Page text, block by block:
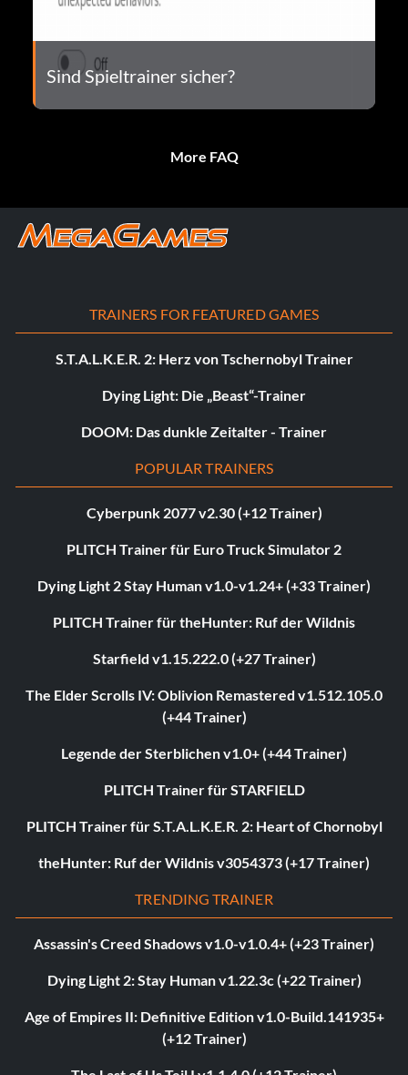
Sind Spieltrainer sicher?
More FAQ
TRAINERS FOR FEATURED GAMES
S.T.A.L.K.E.R. 2: Herz von Tschernobyl Trainer
Dying Light: Die „Beast“-Trainer
DOOM: Das dunkle Zeitalter - Trainer
POPULAR TRAINERS
Cyberpunk 2077 v2.30 (+12 Trainer)
PLITCH Trainer für Euro Truck Simulator 2
Dying Light 2 Stay Human v1.0-v1.24+ (+33 Trainer)
PLITCH Trainer für theHunter: Ruf der Wildnis
Starfield v1.15.222.0 (+27 Trainer)
The Elder Scrolls IV: Oblivion Remastered v1.512.105.0
(+44 Trainer)
Legende der Sterblichen v1.0+ (+44 Trainer)
PLITCH Trainer für STARFIELD
PLITCH Trainer für S.T.A.L.K.E.R. 2: Heart of Chornobyl
theHunter: Ruf der Wildnis v3054373 (+17 Trainer)
TRENDING TRAINER
Assassin's Creed Shadows v1.0-v1.0.4+ (+23 Trainer)
Dying Light 2: Stay Human v1.22.3c (+22 Trainer)
Age of Empires II: Definitive Edition v1.0-Build.141935+
(+12 Trainer)